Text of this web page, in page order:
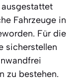
Fahrzeuge in
Für die
sicherstellen
zu bestehen.